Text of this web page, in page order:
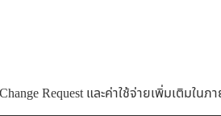
Request และค่าใช้จ่ายเพิ่มเติมในภ